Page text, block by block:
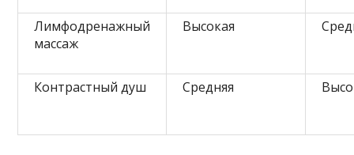
Лимфодренажный
массаж
Высокая
Контрастный душ Средняя